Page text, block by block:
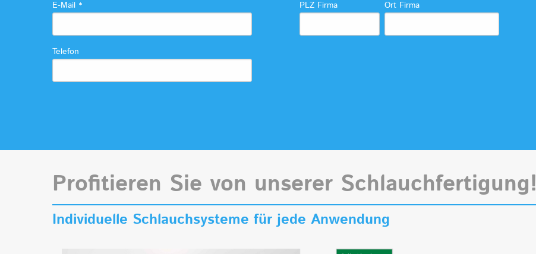
E-Mail *
Telefon
PLZ Firma Ort Firma
Profitieren Sie von unserer Schlauchfertigung!
Individuelle Schlauchsysteme für jede Anwendung